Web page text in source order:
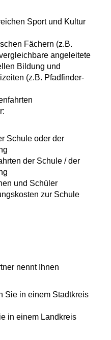
Sport und Kultur
Fächern (z.B.
angeleitete
Bildung und
(z.B. Pfadfinder-
Schule oder der
der Schule / der
und Schüler
zur Schule
nennt Ihnen
Sie in einem Stadtkreis
in einem Landkreis